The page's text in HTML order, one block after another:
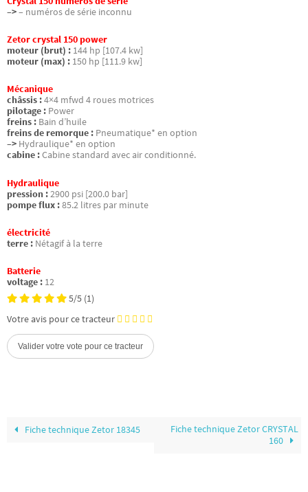
–>– numéros de série inconnu
Zetor crystal 150 power
moteur (brut) : 144 hp [107.4 kw]
moteur (max) : 150 hp [111.9 kw]
Mécanique
châssis :4×4 mfwd 4 roues motrices
pilotage : Power
freins : Bain d’huile
freins de remorque : Pneumatique* en option
–> Hydraulique* en option
cabine :Cabine standard avec air conditionné.
Hydraulique
pression :2900 psi [200.0 bar]
pompe flux :85.2 litres par minute
électricité
terre : Nétagif à la terre
Batterie
voltage : 12
5/5 (1)
Votre avis pour ce tracteur
Fiche technique Zetor 18345
Fiche technique Zetor CRYSTAL
160